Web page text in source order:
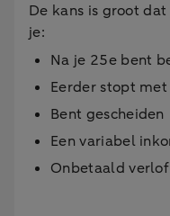
De kans is groot
je:
Na je 25e bent
Eerder stopt
Bent gescheiden
Een variabel
Onbetaald